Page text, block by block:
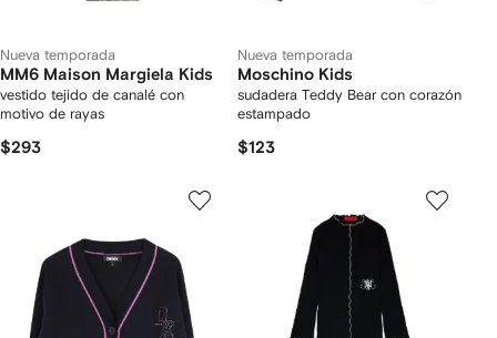
Nueva temporada
MM6 Maison Margiela Kids
vestido tejido de canalé con
motivo de rayas
$293
Nueva temporada
Moschino Kids
sudadera Teddy Bear con corazón
estampado
$123